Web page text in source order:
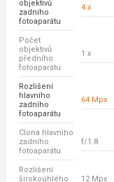
objektivů
zadního
fotoaparátu
4 x
Počet
objektivů
předního
fotoaparátu
1 x
Rozlišení
hlavního
zadního
fotoaparátu
64 Mpx
Clona hlavního
zadního
fotoaparátu
f/1.8
Rozlišení
širokoúhlého
12 Mpx